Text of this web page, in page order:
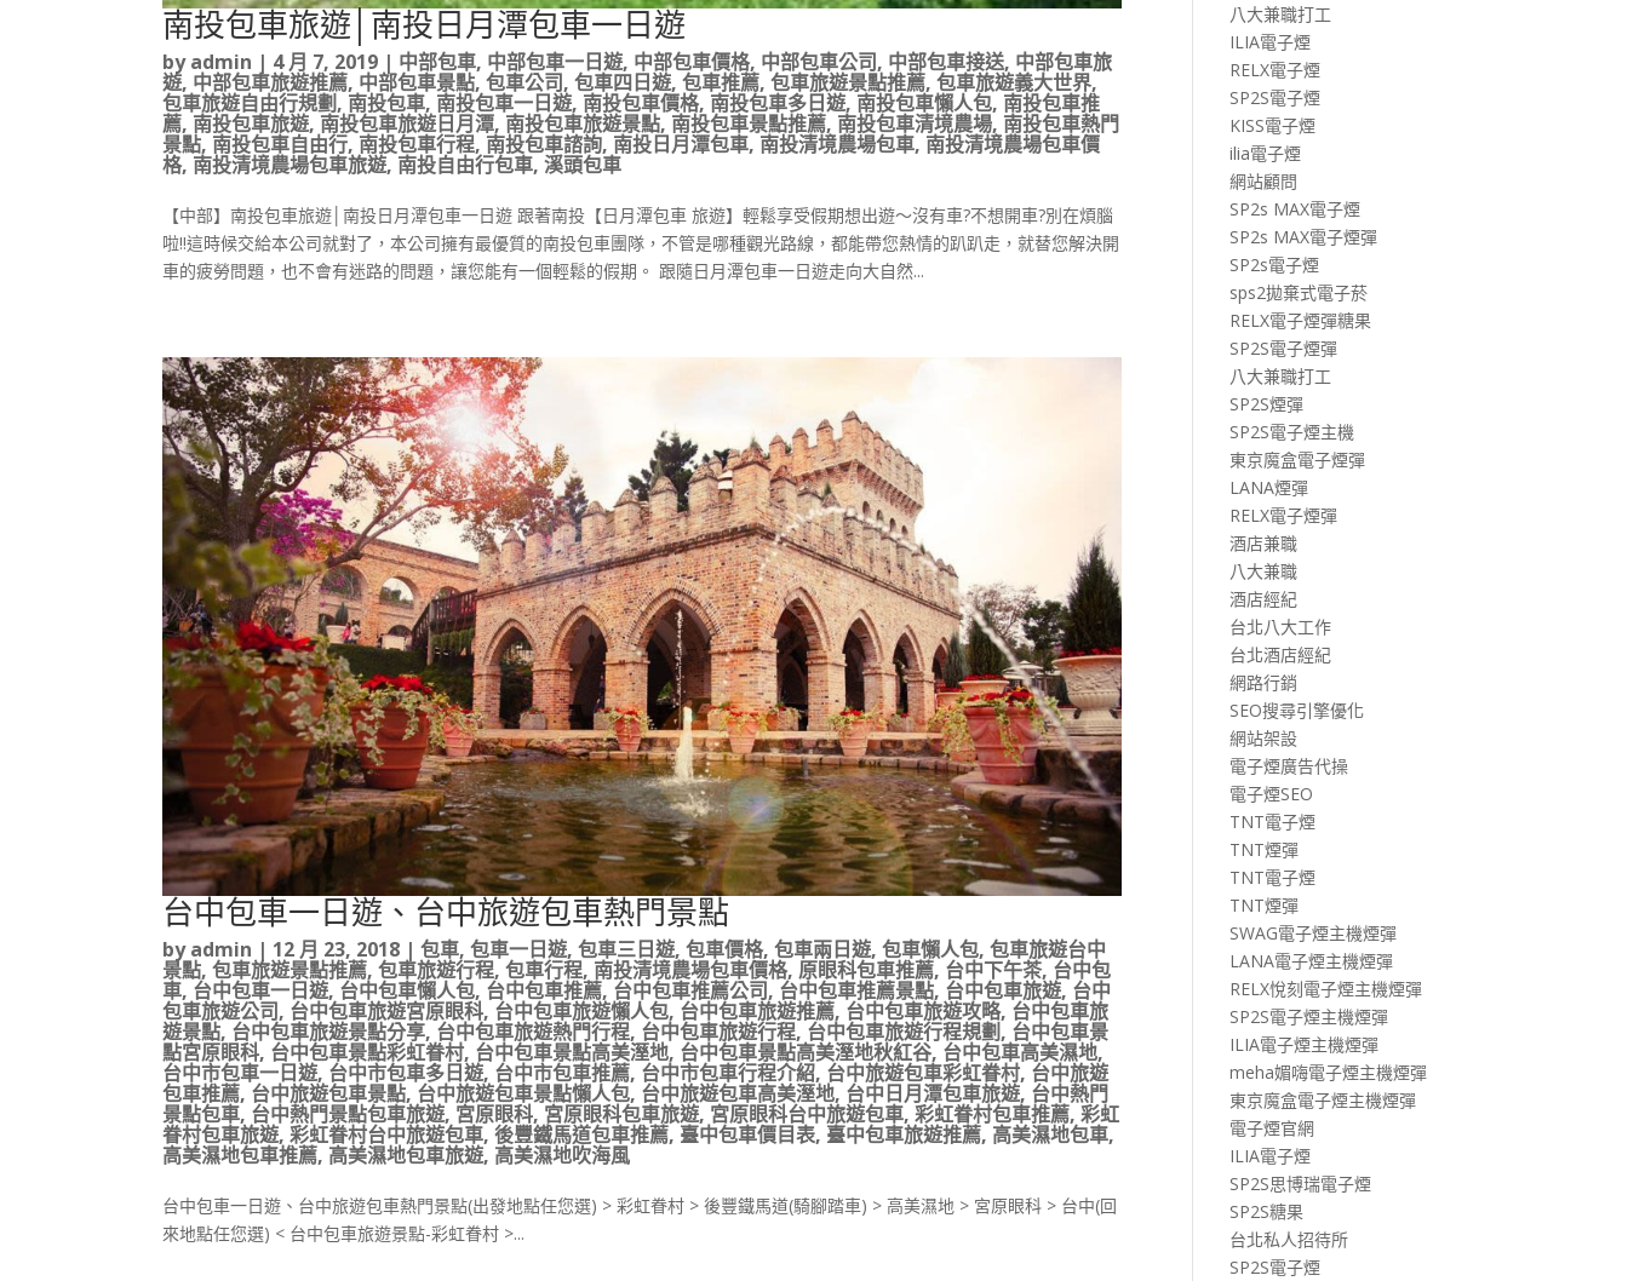
南投包車旅遊│南投日月潭包車一日遊
byadmin | 4 月 7, 2019 | 中部包車, 中部包車一日遊, 中部包車價格, 中部包車公司, 中部包車接送, 中部包車旅
遊, 中部包車旅遊推薦, 中部包車景點,包車公司,包車四日遊,包車推薦,包車旅遊景點推薦,包車旅遊義大世界,
包車旅遊自由行規劃, 南投包車, 南投包車一日遊, 南投包車價格, 南投包車多日遊, 南投包車懶人包, 南投包車推
薦, 南投包車旅遊, 南投包車旅遊日月潭, 南投包車旅遊景點, 南投包車景點推薦, 南投包車清境農場, 南投包車熱門
景點, 南投包車自由行, 南投包車行程, 南投包車諮詢, 南投日月潭包車, 南投清境農場包車, 南投清境農場包車價
格, 南投清境農場包車旅遊, 南投自由行包車,溪頭包車
【中部】南投包車旅遊│南投日月潭包車一日遊 跟著南投【日月潭包車 旅遊】輕鬆享受假期想出遊～沒有車?不想開車?別在煩腦
啦!!這時候交給本公司就對了，本公司擁有最優質的南投包車團隊，不管是哪種觀光路線，都能帶您熱情的趴趴走，就替您解決開
車的疲勞問題，也不會有迷路的問題，讓您能有一個輕鬆的假期。 跟隨日月潭包車一日遊走向大自然...
台中包車一日遊、台中旅遊包車熱門景點
byadmin | 12 月 23, 2018 |包車,包車一日遊,包車三日遊,包車價格,包車兩日遊,包車懶人包,包車旅遊台中
景點,包車旅遊景點推薦,包車旅遊行程,包車行程, 南投清境農場包車價格, 原眼科包車推薦, 台中下午茶, 台中包
車, 台中包車一日遊, 台中包車懶人包, 台中包車推薦, 台中包車推薦公司, 台中包車推薦景點, 台中包車旅遊, 台中
包車旅遊公司, 台中包車旅遊宮原眼科, 台中包車旅遊懶人包, 台中包車旅遊推薦, 台中包車旅遊攻略, 台中包車旅
遊景點, 台中包車旅遊景點分享, 台中包車旅遊熱門行程, 台中包車旅遊行程, 台中包車旅遊行程規劃, 台中包車景
點宮原眼科, 台中包車景點彩虹眷村, 台中包車景點高美溼地, 台中包車景點高美溼地秋紅谷, 台中包車高美濕地,
台中市包車一日遊, 台中市包車多日遊, 台中市包車推薦, 台中市包車行程介紹, 台中旅遊包車彩虹眷村, 台中旅遊
包車推薦, 台中旅遊包車景點, 台中旅遊包車景點懶人包, 台中旅遊包車高美溼地, 台中日月潭包車旅遊, 台中熱門
景點包車, 台中熱門景點包車旅遊, 宮原眼科, 宮原眼科包車旅遊, 宮原眼科台中旅遊包車,彩虹眷村包車推薦,彩虹
眷村包車旅遊,彩虹眷村台中旅遊包車,後豐鐵馬道包車推薦, 臺中包車價目表, 臺中包車旅遊推薦, 高美濕地包車,
高美濕地包車推薦, 高美濕地包車旅遊, 高美濕地吹海風
台中包車一日遊、台中旅遊包車熱門景點(出發地點任您選) > 彩虹眷村 > 後豐鐵馬道(騎腳踏車) > 高美濕地 > 宮原眼科 > 台中(回
來地點任您選) < 台中包車旅遊景點-彩虹眷村 >...
八大兼職打工
ILIA電子煙
RELX電子煙
SP2S電子煙
KISS電子煙
ilia電子煙
網站顧問
SP2s MAX電子煙
SP2s MAX電子煙彈
SP2s電子煙
sps2拋棄式電子菸
RELX電子煙彈糖果
SP2S電子煙彈
八大兼職打工
SP2S煙彈
SP2S電子煙主機
東京魔盒電子煙彈
LANA煙彈
RELX電子煙彈
酒店兼職
八大兼職
酒店經紀
台北八大工作
台北酒店經紀
網路行銷
SEO搜尋引擎優化
網站架設
電子煙廣告代操
電子煙SEO
TNT電子煙
TNT煙彈
TNT電子煙
TNT煙彈
SWAG電子煙主機煙彈
LANA電子煙主機煙彈
RELX悅刻電子煙主機煙彈
SP2S電子煙主機煙彈
ILIA電子煙主機煙彈
meha媚嗨電子煙主機煙彈
東京魔盒電子煙主機煙彈
電子煙官網
ILIA電子煙
SP2S思博瑞電子煙
SP2S糖果
台北私人招待所
SP2S電子煙